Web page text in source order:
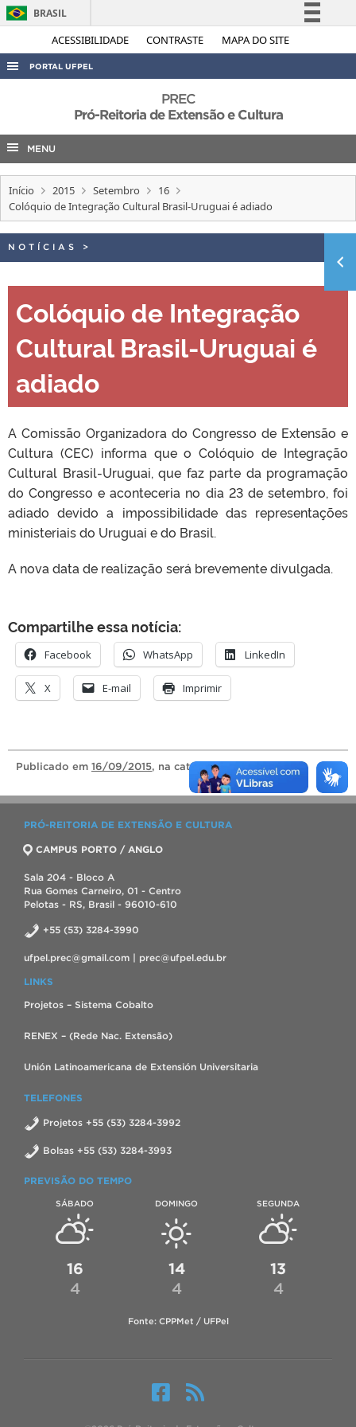
ACESSIBILIDADE CONTRASTE MAPA DO SITE
BRASIL
Simplifique!
Acesso à informação
Legislação
PORTAL UFPEL
AUDITORIA
COBALTO
CONCURSOS
EDITAIS
TELEFONES
PREC
Pró-Reitoria de Extensão e Cultura
MENU
Início 2015 Setembro
16
Colóquio de Integração Cultural Brasil-Uruguai é adiado
NOTÍCIAS >
Colóquio de Integração
Cultural Brasil-Uruguai é
adiado
A Comissão Organizadora do Congresso de Extensão e
Cultura (CEC) informa que o Colóquio de Integração
Cultural Brasil-Uruguai, que faz parte da programação
do Congresso e aconteceria no dia 23 de setembro, foi
adiado devido a impossibilidade das representações
ministeriais do Uruguai e do Brasil.
A nova data de realização será brevemente divulgada.
Compartilhe essa notícia:
Facebook WhatsApp LinkedIn
X E-mail Imprimir
Publicado em 16/09/2015, na categoria Notícias.
PRÓ-REITORIA DE EXTENSÃO E CULTURA
CAMPUS PORTO / ANGLO
Sala 204 - Bloco A
Rua Gomes Carneiro, 01 - Centro
Pelotas - RS, Brasil - 96010-610
+55 (53) 3284-3990
ufpel.prec@gmail.com | prec@ufpel.edu.br
LINKS
Projetos – Sistema Cobalto
RENEX – (Rede Nac. Extensão)
Unión Latinoamericana de Extensión Universitaria
TELEFONES
Projetos +55 (53) 3284-3992
Bolsas +55 (53) 3284-3993
PREVISÃO DO TEMPO
SÁBADO
16
4
DOMINGO
14
4
SEGUNDA
13
4
Fonte: CPPMet / UFPel